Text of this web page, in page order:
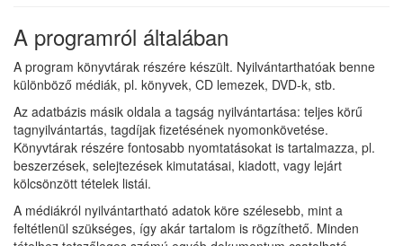
A programról általában
A program könyvtárak részére készült. Nyilvántarthatóak benne
különböző médiák, pl. könyvek, CD lemezek, DVD-k, stb.
Az adatbázis másik oldala a tagság nyilvántartása: teljes körű
tagnyilvántartás, tagdíjak fizetésének nyomonkövetése.
Könyvtárak részére fontosabb nyomtatásokat is tartalmazza, pl.
beszerzések, selejtezések kimutatásai, kiadott, vagy lejárt
kölcsönzött tételek listái.
A médiákról nyilvántartható adatok köre szélesebb, mint a
feltétlenül szükséges, így akár tartalom is rögzíthető. Minden